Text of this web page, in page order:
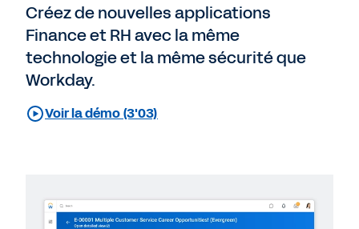
Créez de nouvelles applications
Finance et RH avec la même
technologie et la même sécurité que
Workday.
Voir la démo (3'03)